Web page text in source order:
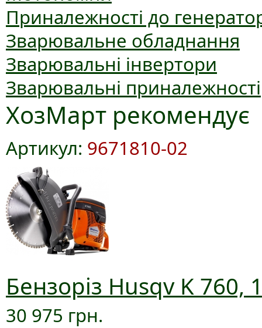
Приналежності до
Зварювальне обладнання
Зварювальні інвертори
Зварювальні приналежності
ХозМарт рекомендує
Артикул: 9671810-02
Бензоріз Husqv K 760,
30 975 грн.